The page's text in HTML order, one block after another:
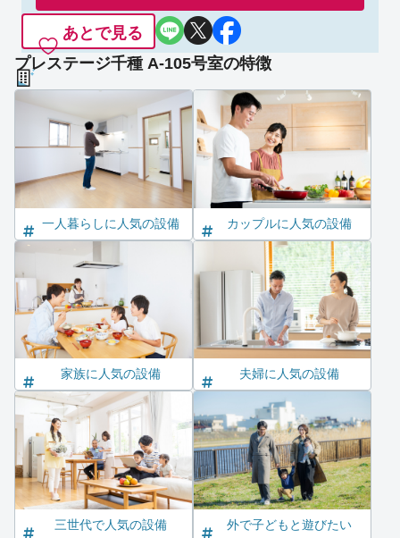
あとで見る
プレステージ千種 A-105号室の特徴
一人暮らしに人気の設備 カップルに人気の設備
家族に人気の設備 夫婦に人気の設備
三世代で人気の設備 外で子どもと遊びたい